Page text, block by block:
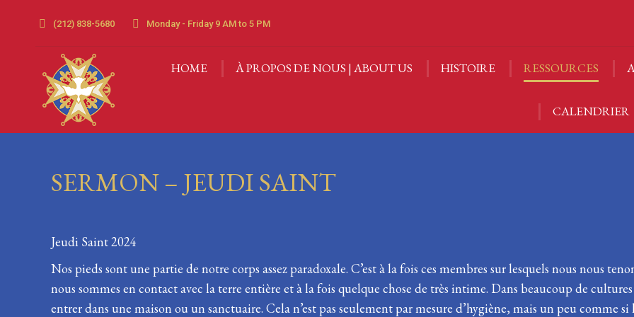
(212) 838-5680 Monday - Friday 9 AM to 5 PM
HOME À PROPOS DE NOUS | ABOUT US HISTOIRE RESSOURCES
CALENDRIER
SERMON – JEUDI SAINT
Jeudi Saint 2024
Nos pieds sont une partie de notre corps assez paradoxale. C’est à la fois ces membres sur lesquels nous nous
nous sommes en contact avec la terre entière et à la fois quelque chose de très intime. Dans beaucoup de
entrer dans une maison ou un sanctuaire. Cela n’est pas seulement par mesure d’hygiène, mais un peu comme
HOME À PROPOS DE NOUS | ABOUT US